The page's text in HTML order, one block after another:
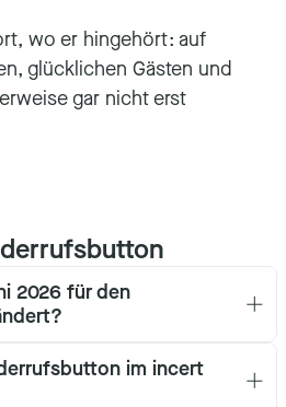
wo er hingehört: auf
glücklichen Gästen und
gar nicht erst
2026 für den
im incert